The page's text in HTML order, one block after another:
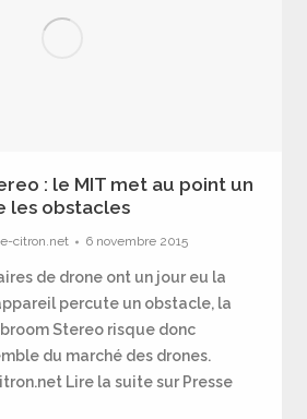
: le MIT met au point un
les obstacles
citron.net 6 novembre 2015
de drone ont un jour eu la
percute un obstacle, la
Stereo risque donc
du marché des drones.
Lire la suite sur Presse